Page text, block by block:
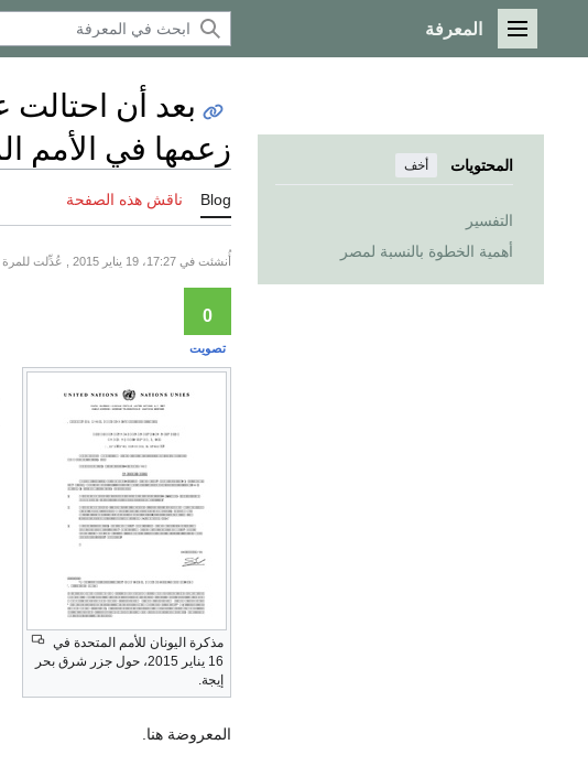
القائمة الرئيسية
المعرفة
المحتويات أخف
التفسير
أهمية الخطوة بالنسبة لمصر
بعد أن
زعمها في الأمم
Blog ناقش هذه الصفحة
أُنشئت في 17:27، 19 يناير 2015 , عُدِّلت للمرة الأخيرة في 16:55، 21 يناير 2015
0
تصويت
مذكرة اليونان للأمم المتحدة في
16 يناير 2015، حول جزر شرق بحر
إيجة.
المعروضة هنا.